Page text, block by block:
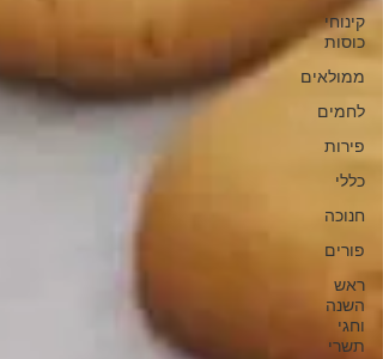
קינוחי
כוסות
ממולאים
לחמים
פירות
כללי
חנוכה
פורים
ראש
השנה
וחגי
תשרי